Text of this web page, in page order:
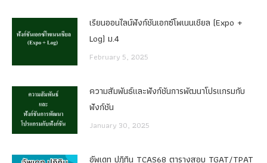
เรียนออนไลน์ฟังก์ชันเอกซ์โพเนนเชียล (Expo +
Log) ม.4
February 5, 2025
ความสัมพันธ์และฟังก์ชันการพัฒนาโปรแกรมกับ
ฟังก์ชัน
January 30, 2025
อัพเดท ปฏิทิน TCAS68 ตารางสอบ TGAT/TPAT